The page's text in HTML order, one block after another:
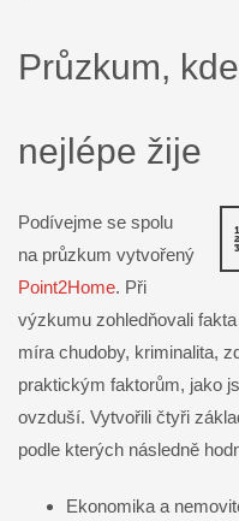
Průzkum,
nejlépe žije
Podívejme se spolu
na průzkum vytvořený
Point2Home. Při
výzkumu zohledňovali
míra chudoby, kriminalita,
praktickým faktorům, jako
ovzduší. Vytvořili čtyři
podle kterých následně
Ekonomika a